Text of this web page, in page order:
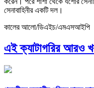
সেনাবাহিনীর একটি দল।
কালের আলো/ডিএইচ/এমএসআইপি
এই ক্যাটাগরির আরও